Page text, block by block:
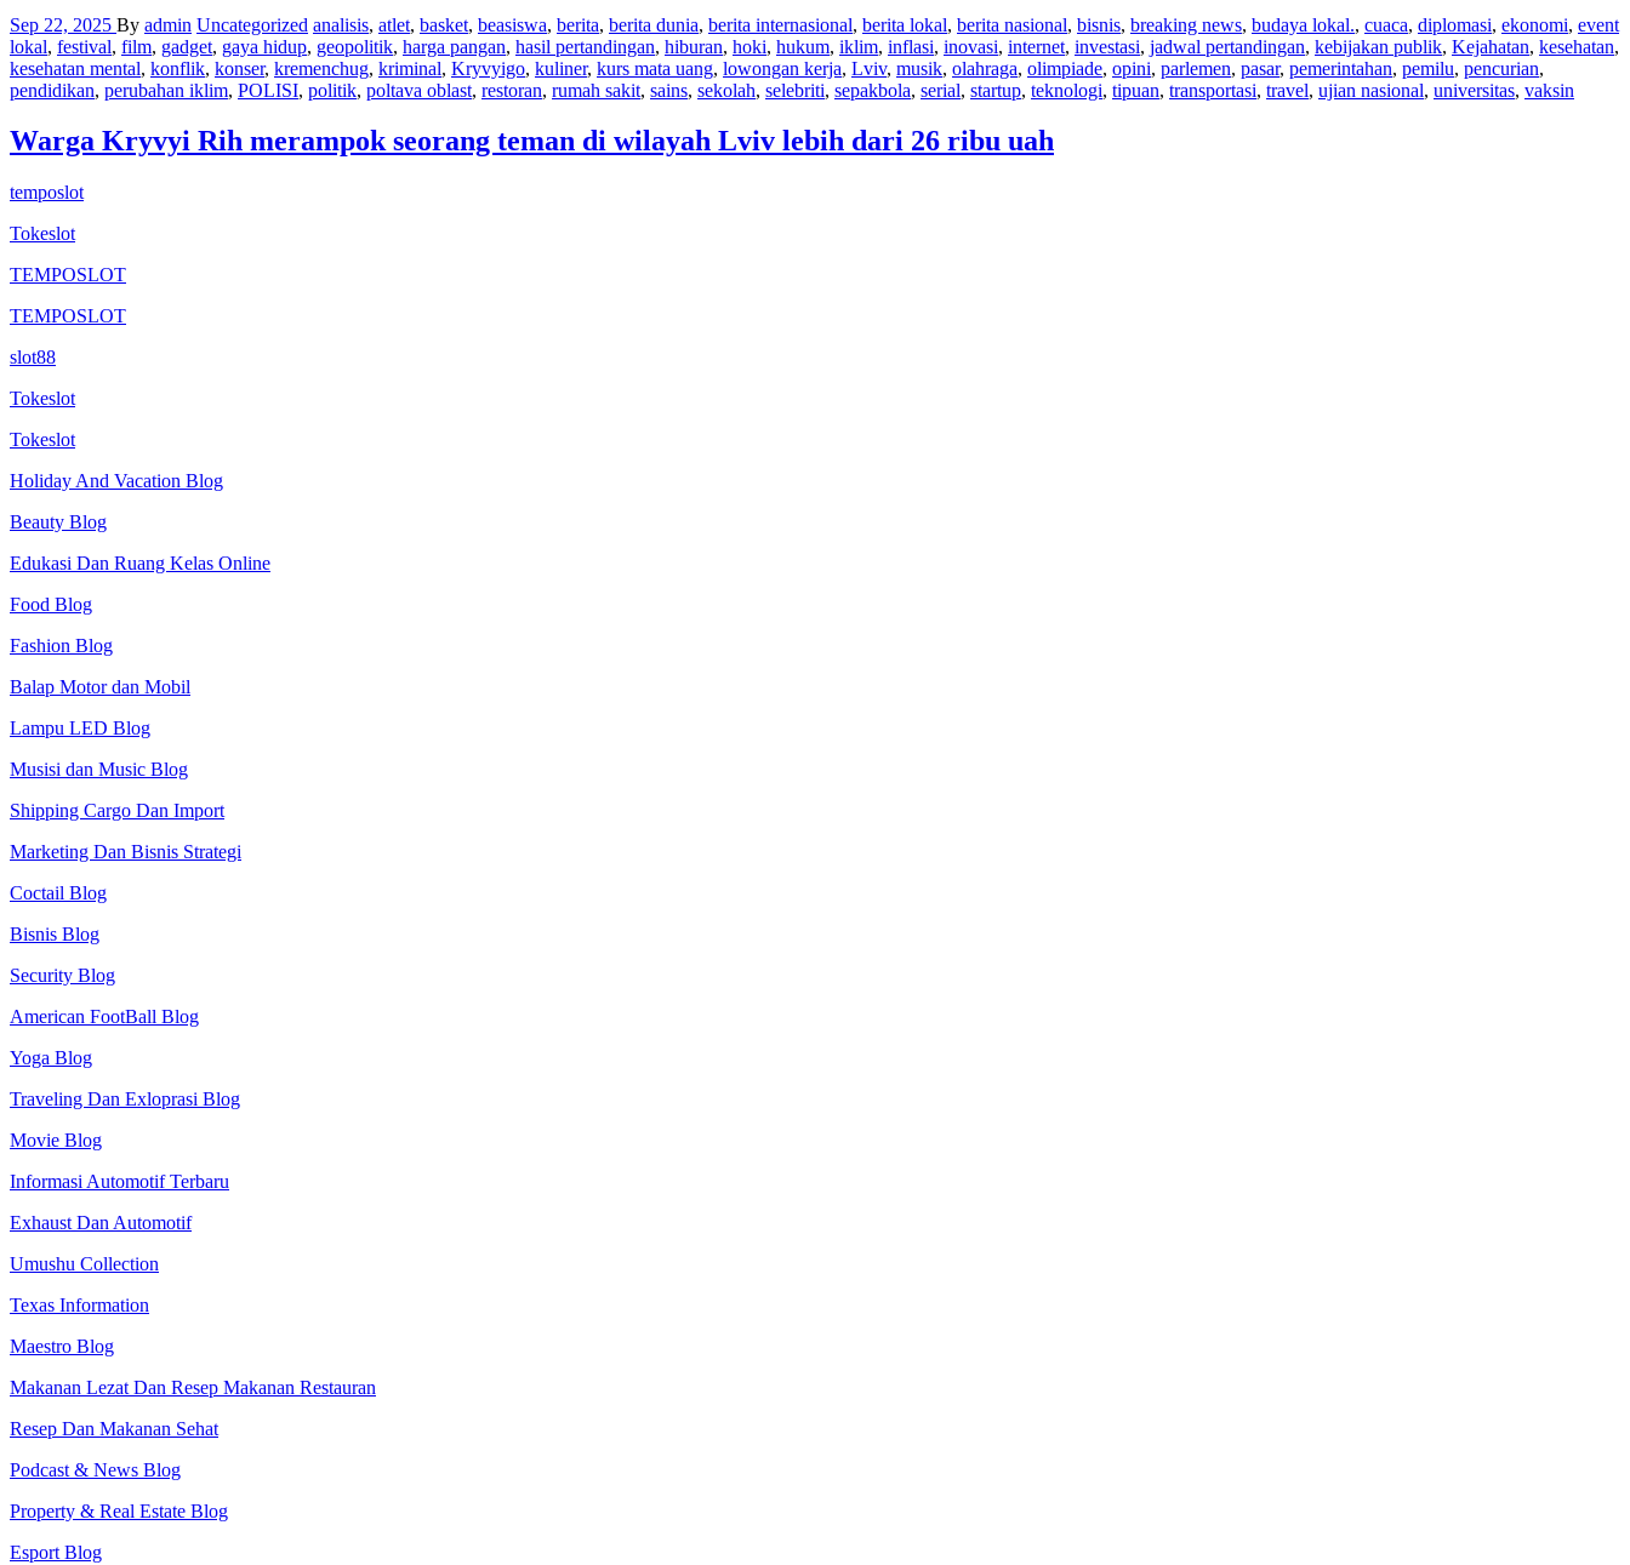
Sep 22, 2025 By admin Uncategorized analisis, atlet, basket, beasiswa, berita, berita dunia, berita internasional, berita lokal, berita nasional, bisnis, breaking news, budaya lokal., cuaca, diplomasi, ekonomi, event
lokal, festival, film, gadget, gaya hidup, geopolitik, harga pangan, hasil pertandingan, hiburan, hoki, hukum, iklim, inflasi, inovasi, internet, investasi, jadwal pertandingan, kebijakan publik, Kejahatan, kesehatan,
kesehatan mental, konflik, konser, kremenchug, kriminal, Kryvyigo, kuliner, kurs mata uang, lowongan kerja, Lviv, musik, olahraga, olimpiade, opini, parlemen, pasar, pemerintahan, pemilu, pencurian,
pendidikan, perubahan iklim, POLISI, politik, poltava oblast, restoran, rumah sakit, sains, sekolah, selebriti, sepakbola, serial, startup, teknologi, tipuan, transportasi, travel, ujian nasional, universitas, vaksin
Warga Kryvyi Rih merampok seorang teman di wilayah Lviv lebih dari 26 ribu uah
temposlot
Tokeslot
TEMPOSLOT
TEMPOSLOT
slot88
Tokeslot
Tokeslot
Holiday And Vacation Blog
Beauty Blog
Edukasi Dan Ruang Kelas Online
Food Blog
Fashion Blog
Balap Motor dan Mobil
Lampu LED Blog
Musisi dan Music Blog
Shipping Cargo Dan Import
Marketing Dan Bisnis Strategi
Coctail Blog
Bisnis Blog
Security Blog
American FootBall Blog
Yoga Blog
Traveling Dan Exloprasi Blog
Movie Blog
Informasi Automotif Terbaru
Exhaust Dan Automotif
Umushu Collection
Texas Information
Maestro Blog
Makanan Lezat Dan Resep Makanan Restauran
Resep Dan Makanan Sehat
Podcast & News Blog
Property & Real Estate Blog
Esport Blog